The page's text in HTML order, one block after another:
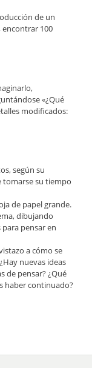
de un
100
«¿Qué
modificados:
según su
tomarse su tiempo
de papel grande.
dibujando
para pensar en
a cómo se
nuevas ideas
de pensar? ¿Qué
haber continuado?